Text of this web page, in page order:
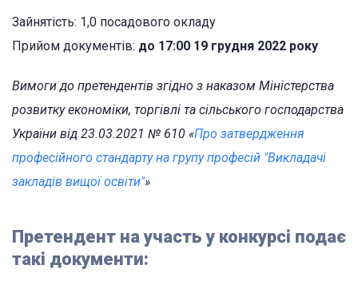
Зайнятість: 1,0 посадового окладу
Прийом документів: до 17:00 19 грудня 2022 року
Вимоги до претендентів згідно з наказом Міністерства
розвитку економіки, торгівлі та сільського господарства
України від 23.03.2021 № 610 «Про затвердження
професійного стандарту на групу професій "Викладачі
закладів вищої освіти"»
Претендент на участь у конкурсі подає
такі документи: